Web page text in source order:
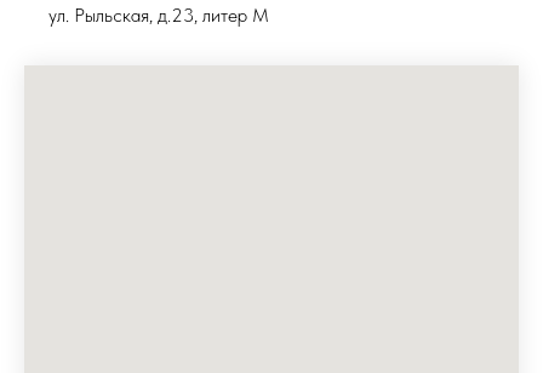
ул. Рыльская, д.23, литер М